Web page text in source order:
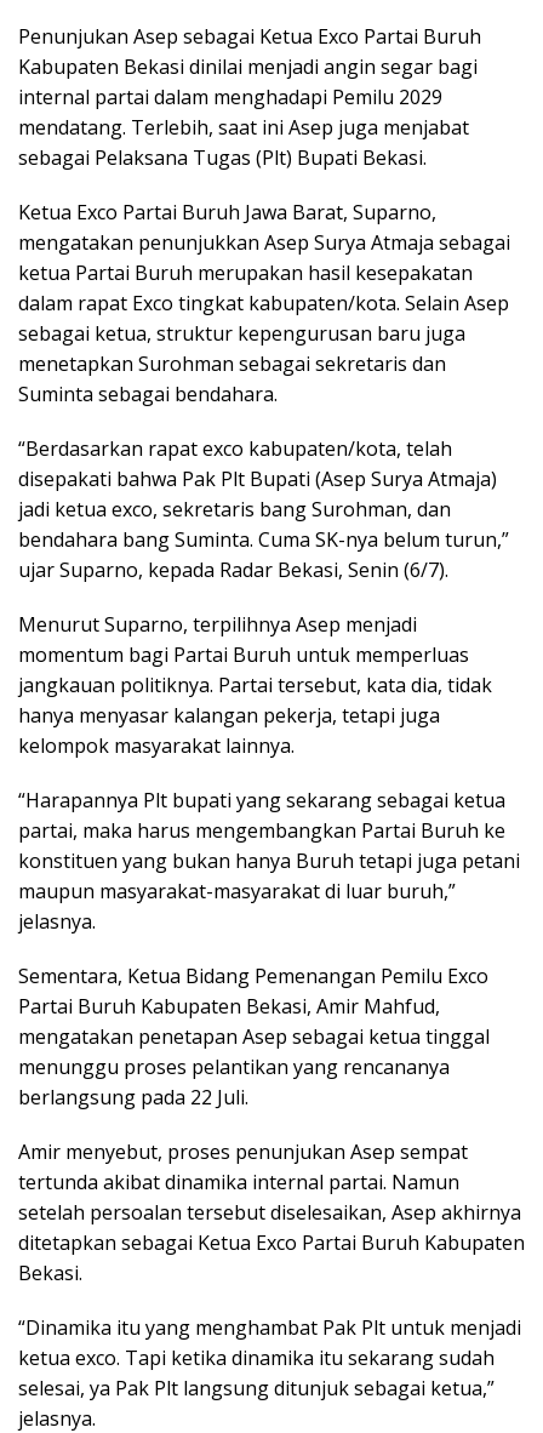
Penunjukan Asep sebagai Ketua Exco Partai Buruh
Kabupaten Bekasi dinilai menjadi angin segar bagi
internal partai dalam menghadapi Pemilu 2029
mendatang. Terlebih, saat ini Asep juga menjabat
sebagai Pelaksana Tugas (Plt) Bupati Bekasi.
Ketua Exco Partai Buruh Jawa Barat, Suparno,
mengatakan penunjukkan Asep Surya Atmaja sebagai
ketua Partai Buruh merupakan hasil kesepakatan
dalam rapat Exco tingkat kabupaten/kota. Selain Asep
sebagai ketua, struktur kepengurusan baru juga
menetapkan Surohman sebagai sekretaris dan
Suminta sebagai bendahara.
“Berdasarkan rapat exco kabupaten/kota, telah
disepakati bahwa Pak Plt Bupati (Asep Surya Atmaja)
jadi ketua exco, sekretaris bang Surohman, dan
bendahara bang Suminta. Cuma SK-nya belum turun,”
ujar Suparno, kepada Radar Bekasi, Senin (6/7).
Menurut Suparno, terpilihnya Asep menjadi
momentum bagi Partai Buruh untuk memperluas
jangkauan politiknya. Partai tersebut, kata dia, tidak
hanya menyasar kalangan pekerja, tetapi juga
kelompok masyarakat lainnya.
“Harapannya Plt bupati yang sekarang sebagai ketua
partai, maka harus mengembangkan Partai Buruh ke
konstituen yang bukan hanya Buruh tetapi juga petani
maupun masyarakat-masyarakat di luar buruh,”
jelasnya.
Sementara, Ketua Bidang Pemenangan Pemilu Exco
Partai Buruh Kabupaten Bekasi, Amir Mahfud,
mengatakan penetapan Asep sebagai ketua tinggal
menunggu proses pelantikan yang rencananya
berlangsung pada 22 Juli.
Amir menyebut, proses penunjukan Asep sempat
tertunda akibat dinamika internal partai. Namun
setelah persoalan tersebut diselesaikan, Asep akhirnya
ditetapkan sebagai Ketua Exco Partai Buruh Kabupaten
Bekasi.
“Dinamika itu yang menghambat Pak Plt untuk menjadi
ketua exco. Tapi ketika dinamika itu sekarang sudah
selesai, ya Pak Plt langsung ditunjuk sebagai ketua,”
jelasnya.